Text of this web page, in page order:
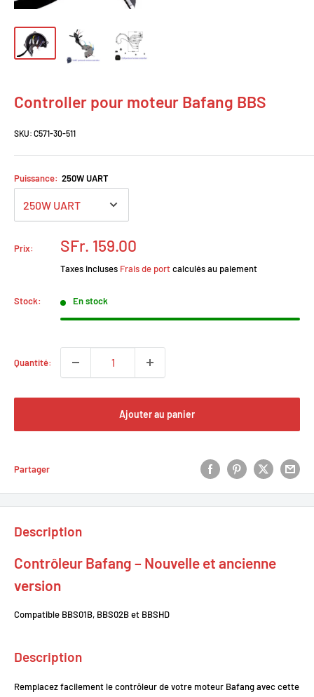
Controller pour moteur Bafang BBS
SKU: C571-30-511
Puissance: 250W UART
Prix:
Prix
réduit
SFr. 159.00
Taxes incluses Frais de portcalculés au paiement
Stock: En stock
Quantité:
Ajouter au panier
Partager
Description
Contrôleur Bafang – Nouvelle et ancienne
version
Compatible BBS01B, BBS02B et BBSHD
Description
Remplacez facilement le contrôleur de votre moteur Bafang avec cette